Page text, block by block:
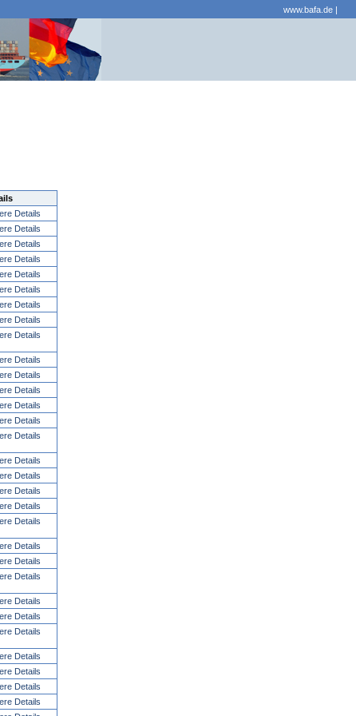
www.bafa.de |
Details
Details
Details
Details
Details
Details
Details
Details
Details
Details
Details
Details
Details
Details
Details
Details
Details
Details
Details
Details
Details
Details
Details
Details
Details
Details
Details
Details
Details
Details